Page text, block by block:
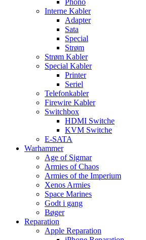
Phono
Interne Kabler
Adapter
Sata
Special
Strøm
Strøm Kabler
Special Kabler
Printer
Seriel
Telefonkabler
Firewire Kabler
Switchbox
HDMI Switche
KVM Switche
E-SATA
Warhammer
Age of Sigmar
Armies of Chaos
Armies of the Imperium
Xenos Armies
Space Marines
Godt i gang
Bøger
Reparation
Apple Reparation